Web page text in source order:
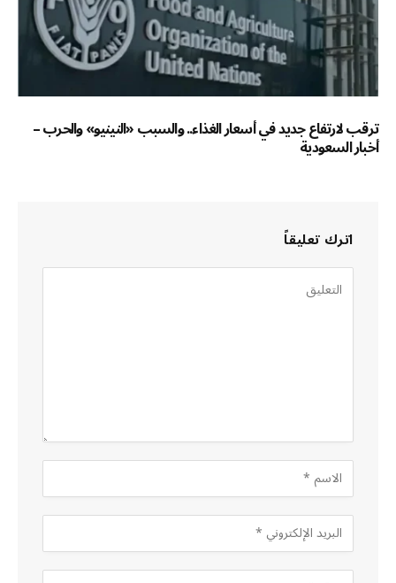
ترقب لارتفاع جديد في أسعار الغذاء.. والسبب «النينيو» والحرب –
أخبار السعودية
اترك تعليقاً